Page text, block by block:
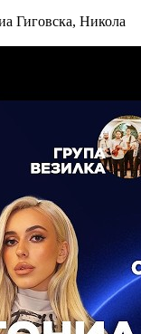
Гиговска, Никола